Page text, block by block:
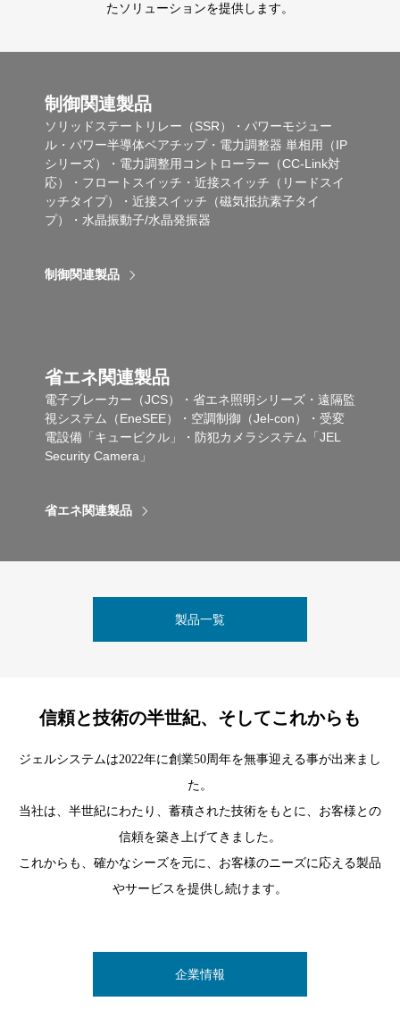
たソリューションを提供します。
制御関連製品
ソリッドステートリレー（SSR）・パワーモジュー
ル・パワー半導体ベアチップ・電力調整器 単相用（IP
シリーズ）・電力調整用コントローラー（CC-Link対
応）・フロートスイッチ・近接スイッチ（リードスイ
ッチタイプ）・近接スイッチ（磁気抵抗素子タイ
プ）・水晶振動子/水晶発振器
制御関連製品
省エネ関連製品
電子ブレーカー（JCS）・省エネ照明シリーズ・遠隔監
視システム（EneSEE）・空調制御（Jel-con）・受変
電設備「キュービクル」・防犯カメラシステム「JEL
Security Camera」
省エネ関連製品
製品一覧
信頼と技術の半世紀、そしてこれからも
ジェルシステムは2022年に創業50周年を無事迎える事が出来まし
た。
当社は、半世紀にわたり、蓄積された技術をもとに、お客様との
信頼を築き上げてきました。
これからも、確かなシーズを元に、お客様のニーズに応える製品
やサービスを提供し続けます。
企業情報